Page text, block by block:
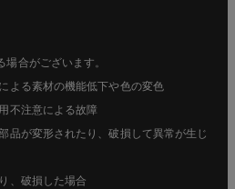
合がございます。
よる素材の機能低下や色の変色
不注意による故障
品が変形されたり、破損して異常が生じ
、破損した場合